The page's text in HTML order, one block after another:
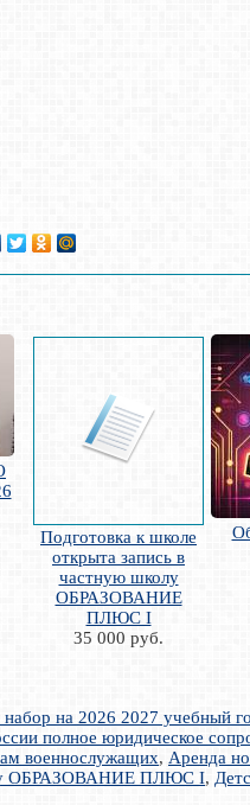
Подготовка к школе
открыта запись в
частную школу
ОБРАЗОВАНИЕ
ПЛЮС I
35 000 руб.
на 2026 2027 учебный
полное юридическое
военнослужащих, Аренда
ОБРАЗОВАНИЕ ПЛЮС I,